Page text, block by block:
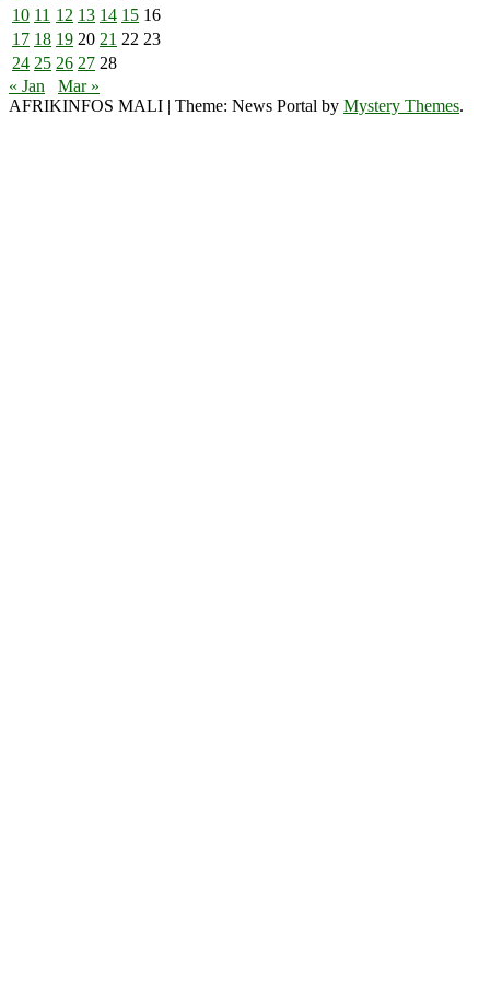
10 11 12 13 14 15 16
17 18 19 20 21 22 23
24 25 26 27 28
« Jan
Mar »
AFRIKINFOS MALI | Theme: News Portal by Mystery Themes.